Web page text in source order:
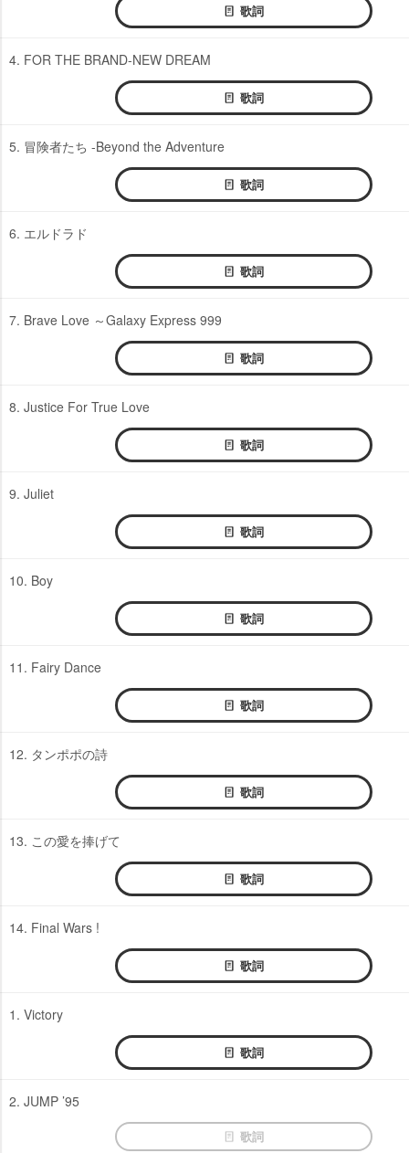
歌詞
4. FOR THE BRAND-NEW DREAM
歌詞
5. 冒険者たち -Beyond the Adventure
歌詞
6. エルドラド
歌詞
7. Brave Love ～Galaxy Express 999
歌詞
8. Justice For True Love
歌詞
9. Juliet
歌詞
10. Boy
歌詞
11. Fairy Dance
歌詞
12. タンポポの詩
歌詞
13. この愛を捧げて
歌詞
14. Final Wars !
歌詞
1. Victory
歌詞
2. JUMP ’95
歌詞